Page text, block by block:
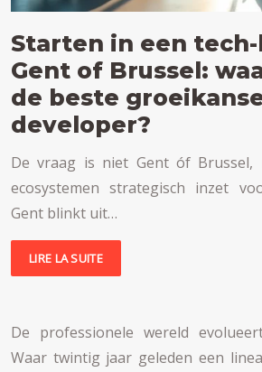
Starten in een
Gent of Brussel:
de beste
developer?
De vraag is niet Gent óf Brussel,
ecosystemen strategisch inzet
Gent blinkt uit…
LIRE LA SUITE
De professionele wereld
Waar twintig jaar geleden een